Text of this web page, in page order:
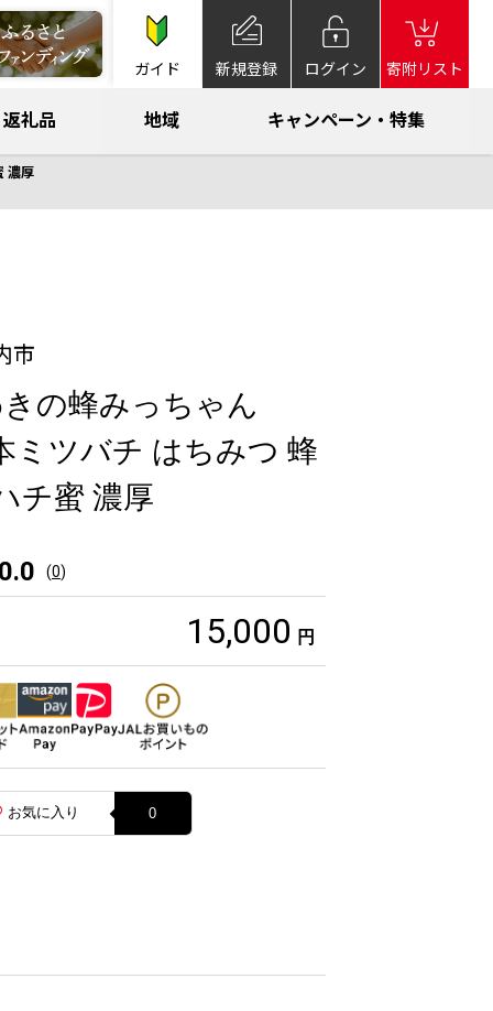
ガイド 新規登録 ログイン 寄附リスト
返礼品 地域 キャンペーン・特集
濃厚
市
きの蜂みっちゃん
ミツバチ はちみつ 蜂
チ蜜 濃厚
0.0 (0)
15,000 円
お気に入り 0